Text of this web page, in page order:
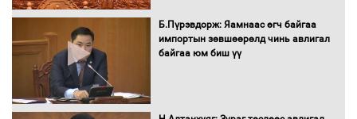
худалдан авах журмыг баталлаа
Б.Пүрэвдорж: Яамнаас өгч байгаа
импортын зөвшөөрөлд чинь авлигал
байгаа юм биш үү